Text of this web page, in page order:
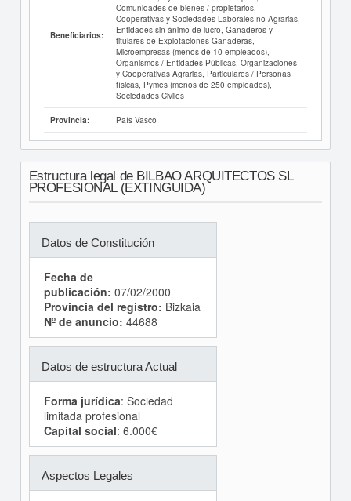
Beneficiarios:
Comunidades de bienes / propietarios,
Cooperativas y Sociedades Laborales no Agrarias,
Entidades sin ánimo de lucro, Ganaderos y
titulares de Explotaciones Ganaderas,
Microempresas (menos de 10 empleados),
Organismos / Entidades Públicas, Organizaciones
y Cooperativas Agrarias, Particulares / Personas
físicas, Pymes (menos de 250 empleados),
Sociedades Civiles
Provincia: País Vasco
Estructura legal de BILBAO ARQUITECTOS SL
PROFESIONAL (EXTINGUIDA)
Datos de Constitución
Fecha de
publicación: 07/02/2000
Provincia del registro: Bizkaia
Nº de anuncio: 44688
Datos de estructura Actual
Forma jurídica: Sociedad
limitada profesional
Capital social: 6.000€
Aspectos Legales